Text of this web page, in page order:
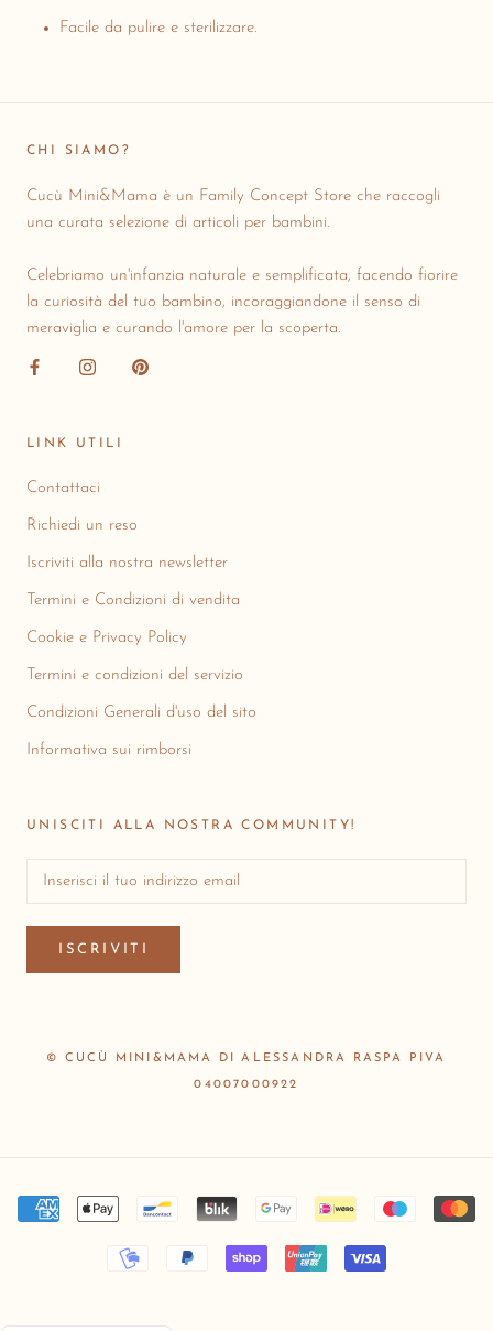
Facile da pulire e sterilizzare.
CHI SIAMO?
Cucù Mini&Mama è un Family Concept Store che raccogli
una curata selezione di articoli per bambini.
Celebriamo un'infanzia naturale e semplificata, facendo fiorire
la curiosità del tuo bambino, incoraggiandone il senso di
meraviglia e curando l'amore per la scoperta.
LINK UTILI
Contattaci
Richiedi un reso
Iscriviti alla nostra newsletter
Termini e Condizioni di vendita
Cookie e Privacy Policy
Termini e condizioni del servizio
Condizioni Generali d'uso del sito
Informativa sui rimborsi
UNISCITI ALLA NOSTRA COMMUNITY!
ISCRIVITI
© CUCÙ MINI&MAMA DI ALESSANDRA RASPA PIVA
04007000922